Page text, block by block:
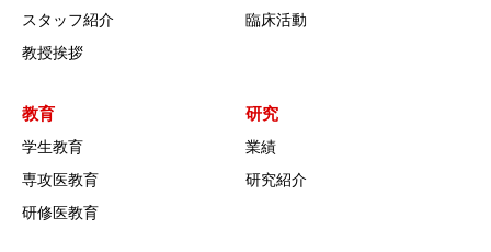
スタッフ紹介
教授挨拶
臨床活動
教育
学生教育
専攻医教育
研修医教育
研究
業績
研究紹介